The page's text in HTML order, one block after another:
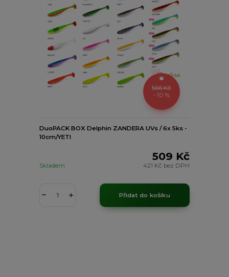
566 Kč
- 10 %
DuoPACK BOX Delphin ZANDERA UVs / 6x 5ks -
10cm/YETI
509 Kč
421 Kč bez DPH
Skladem
Přidat do košíku